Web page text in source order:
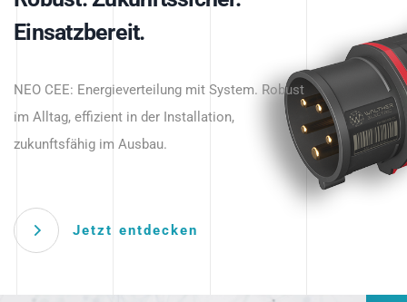
Intelligente Stromverteilung
beginnt hier.
Einsatzbereit.
NEO CEE: Energieverteilung mit System. Robust
im Alltag, effizient in der Installation,
zukunftsfähig im Ausbau.
Jetzt entdecken
Intelligenz trifft Energie.
Anwendungen – robust, IP-geschützt und
zukunftsfähig.